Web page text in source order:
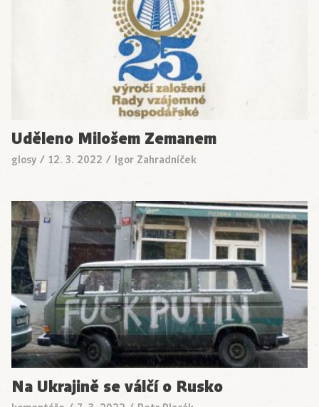
Uděleno Milošem Zemanem
glosy / 12. 3. 2022 / Igor Zahradníček
Na Ukrajině se válčí o Rusko